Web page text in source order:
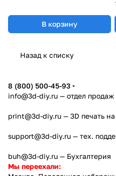
В корзину
Назад к списку
8 (800) 500-45-93
info@3d-diy.ru — отдел продаж
print@3d-diy.ru — 3D печать на
support@3d-diy.ru — тех.
buh@3d-diy.ru — Бухгалтерия
Мы переехали: